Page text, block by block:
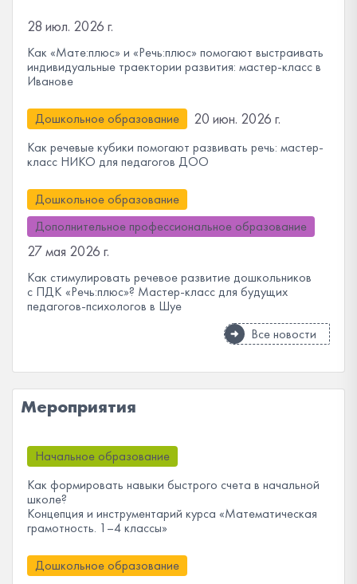
28 июл. 2026 г.
Как «Мате:плюс» и «Речь:плюс» помогают выстраивать
индивидуальные траектории развития: мастер-класс в
Иванове
Дошкольное образование 20 июн. 2026 г.
Как речевые кубики помогают развивать речь: мастер-
класс НИКО для педагогов ДОО
Дошкольное образование
Дополнительное профессиональное образование
27 мая 2026 г.
Как стимулировать речевое развитие дошкольников
с ПДК «Речь:плюс»? Мастер-класс для будущих
педагогов-психологов в Шуе
Все новости
Мероприятия
Начальное образование
Как формировать навыки быстрого счета в начальной
школе?
Концепция и инструментарий курса «Математическая
грамотность. 1–4 классы»
Дошкольное образование